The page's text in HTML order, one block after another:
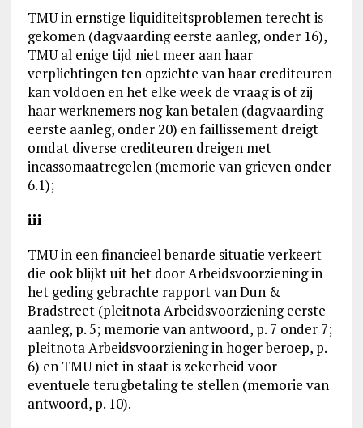
TMU in ernstige liquiditeitsproblemen terecht is
gekomen (dagvaarding eerste aanleg, onder 16),
TMU al enige tijd niet meer aan haar
verplichtingen ten opzichte van haar crediteuren
kan voldoen en het elke week de vraag is of zij
haar werknemers nog kan betalen (dagvaarding
eerste aanleg, onder 20) en faillissement dreigt
omdat diverse crediteuren dreigen met
incassomaatregelen (memorie van grieven onder
6.1);
iii
TMU in een financieel benarde situatie verkeert
die ook blijkt uit het door Arbeidsvoorziening in
het geding gebrachte rapport van Dun &
Bradstreet (pleitnota Arbeidsvoorziening eerste
aanleg, p. 5; memorie van antwoord, p. 7 onder 7;
pleitnota Arbeidsvoorziening in hoger beroep, p.
6) en TMU niet in staat is zekerheid voor
eventuele terugbetaling te stellen (memorie van
antwoord, p. 10).